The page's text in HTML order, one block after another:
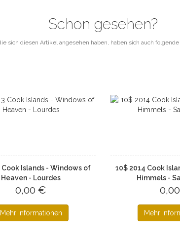
Schon gesehen?
sich diesen Artikel angesehen haben, haben sich auch
Cook Islands - Windows of
Heaven - Lourdes
0,00 €
Mehr Informationen
10$ 2014 Cook
Himmels -
Mehr